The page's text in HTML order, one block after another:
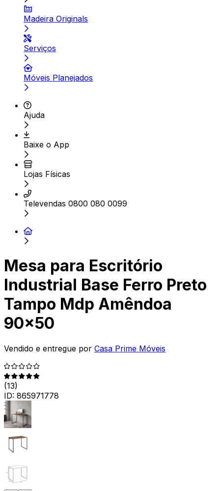
Madeira Originals
Serviços
Móveis Planejados
Ajuda
Baixe o App
Lojas Físicas
Televendas 0800 080 0099
Mesa para Escritório
Industrial Base Ferro Preto
Tampo Mdp Amêndoa
90x50
Vendido e entregue por Casa Prime Móveis
(13)
ID: 865971778